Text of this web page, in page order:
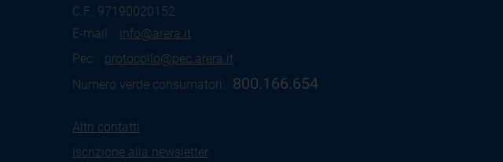
C.F.: 97190020152
E-mail: info@arera.it
Pec: protocollo@pec.arera.it
Numero verde consumatori:
800.166.654
Altri contatti
Iscrizione alla newsletter